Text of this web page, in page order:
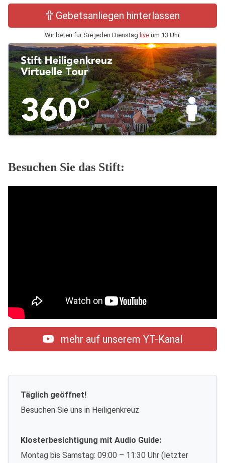
Gebetsanliegen hinterlassen
Wir beten für Sie jeden Dienstag liveum 13 Uhr.
Besuchen Sie das Stift:
mehr auf unserem YT-Kanal
Täglich geöffnet!
Besuchen Sie uns in Heiligenkreuz
Klosterbesichtigung mit Audio Guide:
Montag bis Samstag: 09:00 – 11:30 Uhr (letzter